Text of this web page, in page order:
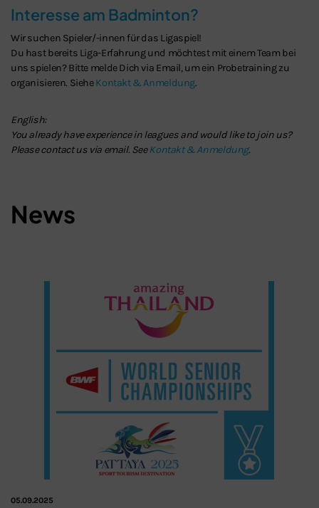
Schließen
Interesse am Badminton?
Wir suchen Spieler/-innen für das Ligaspiel!
Du hast bereits Liga-Erfahrung und möchtest mit einem Team bei
uns spielen? Bitte melde Dich via Email, um ein Probetraining zu
organisieren. SieheKontakt & Anmeldung.
English:
You already have experience in leagues and would like to join us?
Please contact us via email. SeeKontakt & Anmeldung.
News
05.09.2025